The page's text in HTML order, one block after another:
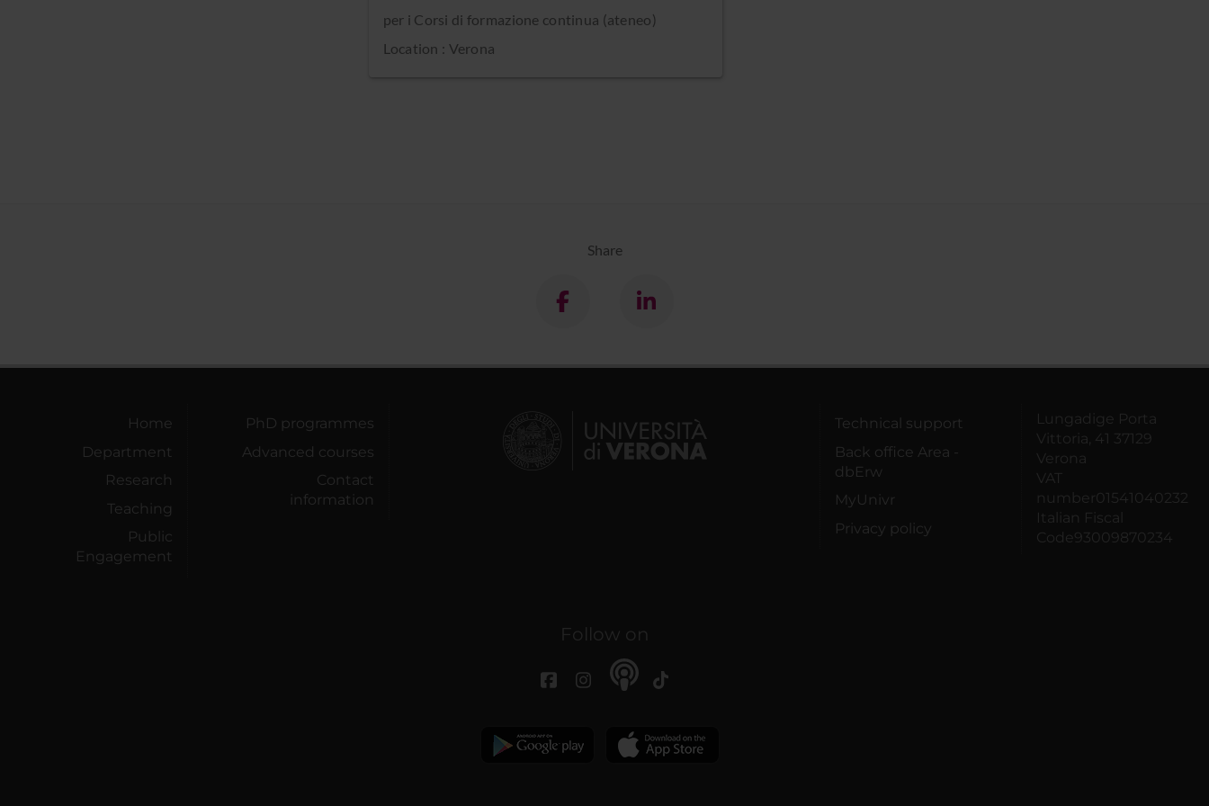
per i Corsi di formazione continua (ateneo)
Location : Verona
Share
Home
Department
Research
Teaching
Public
Engagement
PhD programmes
Advanced courses
Contact
information
Technical support
Back office Area -
dbErw
MyUnivr
Privacy policy
Lungadige Porta
Vittoria, 41 37129
Verona
VAT
number01541040232
Italian Fiscal
Code93009870234
Follow on